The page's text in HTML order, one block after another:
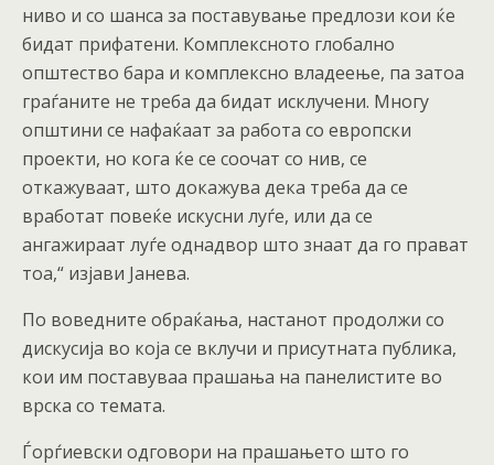
ниво и со шанса за поставување предлози кои ќе
бидат прифатени. Комплексното глобално
општество бара и комплексно владеење, па затоа
граѓаните не треба да бидат исклучени. Многу
општини се нафаќаат за работа со европски
проекти, но кога ќе се соочат со нив, се
откажуваат, што докажува дека треба да се
вработат повеќе искусни луѓе, или да се
ангажираат луѓе однадвор што знаат да го прават
тоа,“ изјави Јанева.
По воведните обраќања, настанот продолжи со
дискусија во која се вклучи и присутната публика,
кои им поставуваа прашања на панелистите во
врска со темата.
Ѓорѓиевски одговори на прашањето што го